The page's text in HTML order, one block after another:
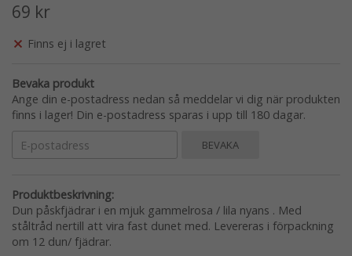
69 kr
Finns ej i lagret
Bevaka produkt
Ange din e-postadress nedan så meddelar vi dig när produkten
finns i lager! Din e-postadress sparas i upp till 180 dagar.
BEVAKA
Produktbeskrivning:
Dun påskfjädrar i en mjuk gammelrosa / lila nyans . Med
ståltråd nertill att vira fast dunet med. Levereras i förpackning
om 12 dun/ fjädrar.